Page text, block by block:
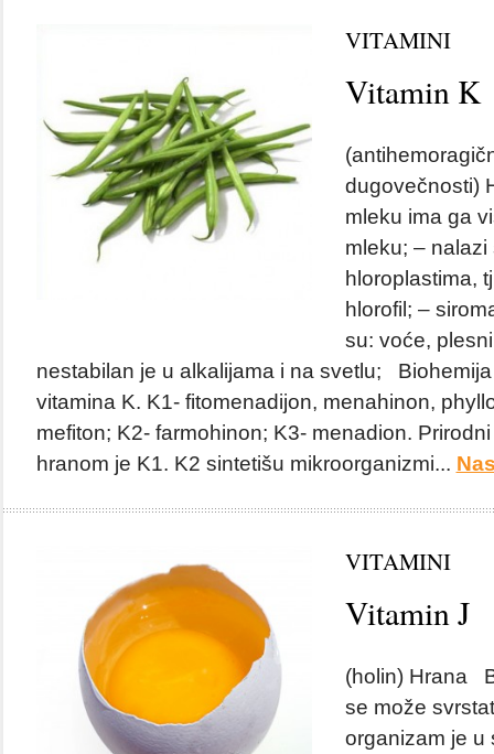
VITAMINI
Vitamin K
dugovečnosti)
mleku ima ga
mleku; –
hloroplastima,
hlorofil; –
su: voće,
nestabilan je u alkalijama i na svetlu;
vitamina K. K1- fitomenadijon, menahinon,
mefiton; K2- farmohinon; K3- menadion.
hranom je K1. K2 sintetišu mikroorganizmi...
VITAMINI
Vitamin J
(holin) Hrana
se može
organizam je u